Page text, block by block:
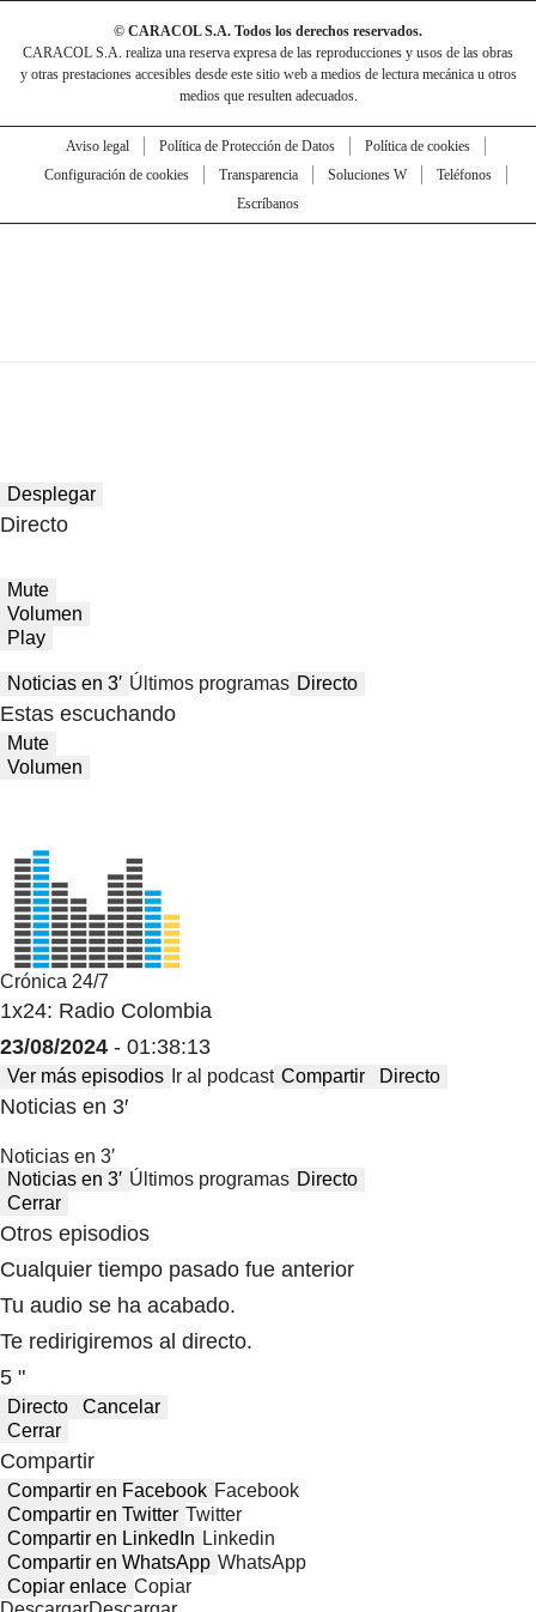
© CARACOL S.A. Todos los derechos reservados.
CARACOL S.A. realiza una reserva expresa de las reproducciones y usos de las obras
y otras prestaciones accesibles desde este sitio web a medios de lectura mecánica u otros
medios que resulten adecuados.
Aviso legal Política de Protección de Datos
Política de cookies
Configuración de cookies
Transparencia Soluciones W
Teléfonos
Escríbanos
Desplegar
Directo
Mute
Volumen
Play
Noticias en 3′ Últimos programas Directo
Estas escuchando
Mute
Volumen
Crónica 24/7
1x24: Radio Colombia
23/08/2024 - 01:38:13
Ver más episodios Ir al podcast Compartir Directo
Noticias en 3′
Noticias en 3′
Noticias en 3′ Últimos programas Directo
Cerrar
Otros episodios
Cualquier tiempo pasado fue anterior
Tu audio se ha acabado.
Te redirigiremos al directo.
5 "
Directo
Cancelar
Cerrar
Compartir
Compartir en Facebook Facebook
Compartir en Twitter Twitter
Compartir en LinkedIn Linkedin
Compartir en WhatsApp WhatsApp
Copiar enlace Copiar